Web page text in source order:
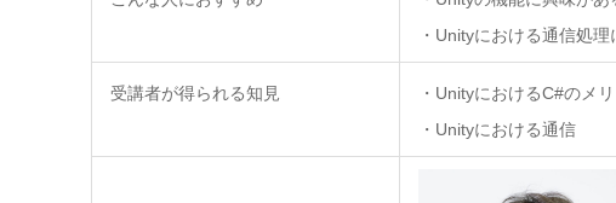
・Unityにおける通信処
受講者が得られる知見
・UnityにおけるC#のメ
・Unityにおける通信